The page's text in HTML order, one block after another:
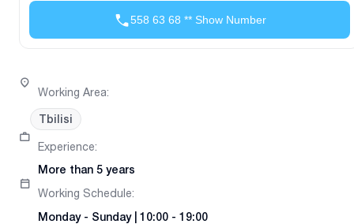
558 63 68 ** Show Number
Working Area:
Tbilisi
Experience:
More than 5 years
Working Schedule:
Monday- Sunday| 10:00 - 19:00